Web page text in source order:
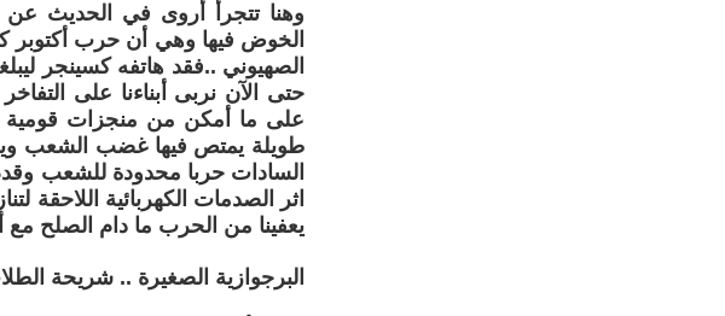
وهنا تتجرأ أروى في الحديث عن
الخوض فيها وهي أن حرب أكتوبر
الصهيوني ..فقد هاتفه كسينجر
طويلة يمتص فيها غضب الشعب
السادات حربا محدودة للشعب
اثر الصدمات الكهربائية اللاحقة
يعفينا من الحرب ما دام الصلح مع
البرجوازية الصغيرة .. شريحة